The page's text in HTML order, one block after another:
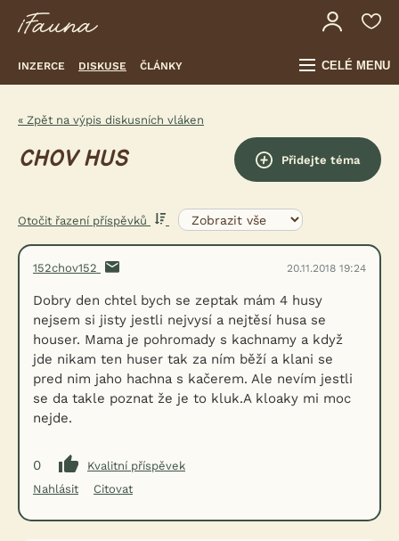
INZERCE DISKUSE ČLÁNKY CELÉ MENU
« Zpět na výpis diskusních vláken
CHOV HUS Přidejte téma
Otočit řazení příspěvků
152chov152 20.11.2018 19:24
Dobry den chtel bych se zeptak mám 4 husy
nejsem si jisty jestli nejvysí a nejtěsí husa se
houser. Mama je pohromady s kachnamy a když
jde nikam ten huser tak za ním běží a klani se
pred nim jaho hachna s kačerem. Ale nevím jestli
se da takle poznat že je to kluk.A kloaky mi moc
nejde.
0
Kvalitní příspěvek
Nahlásit
Citovat